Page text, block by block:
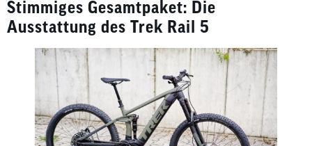
Stimmiges Gesamtpaket: Die
Ausstattung des Trek Rail 5